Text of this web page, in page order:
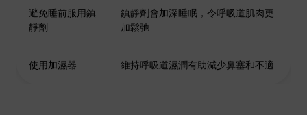
避免睡前服用鎮
靜劑
鎮靜劑會加深睡眠，令呼吸道肌肉更
加鬆弛
使用加濕器 維持呼吸道濕潤有助減少鼻塞和不適